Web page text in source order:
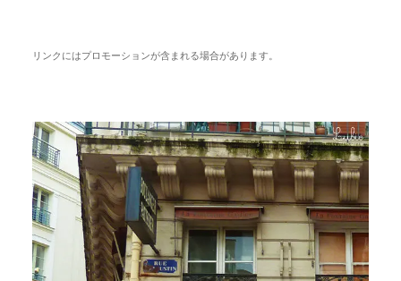
リンクにはプロモーションが含まれる場合があります。